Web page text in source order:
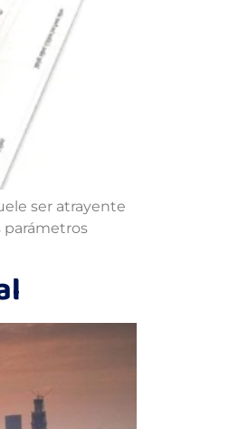
ser atrayente
parámetros